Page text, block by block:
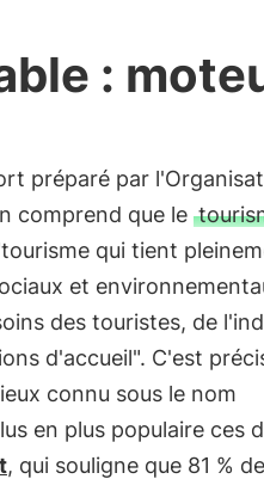
:
préparé par
comprend que le
qui tient
et
des touristes, de
d'accueil". C'est
connu sous le nom
en plus populaire ces
, qui souligne que 81 %